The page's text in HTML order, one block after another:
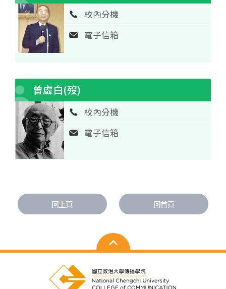
校內分機
電子信箱
曾虛白(歿)
校內分機
電子信箱
回上頁 回首頁